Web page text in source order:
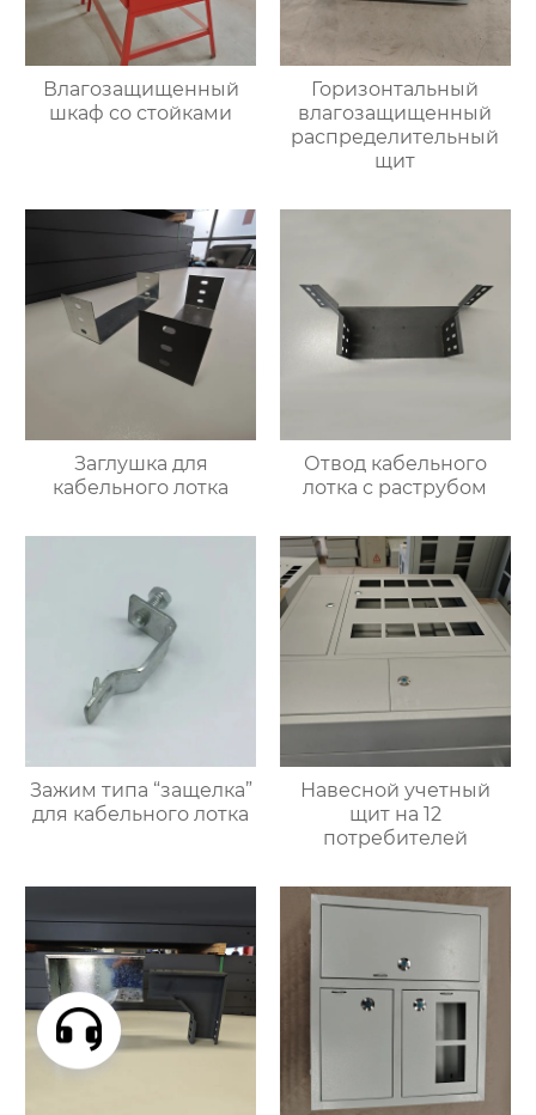
Влагозащищенный
шкаф со стойками
Горизонтальный
влагозащищенный
распределительный
щит
Заглушка для
кабельного лотка
Отвод кабельного
лотка с раструбом
Зажим типа “защелка”
для кабельного лотка
Навесной учетный
щит на 12
потребителей